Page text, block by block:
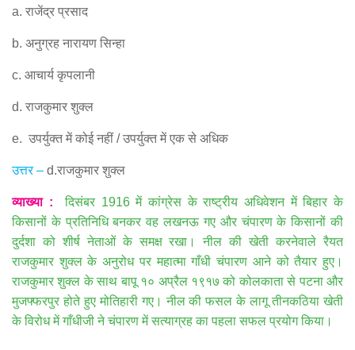
a. राजेंद्र प्रसाद
b. अनुग्रह नारायण सिन्हा
c. आचार्य कृपलानी
d. राजकुमार शुक्ल
e. उपर्युक्त में कोई नहीं /उपर्युक्त में एक से अधिक
उत्तर– d.राजकुमार शुक्ल
व्याख्या: दिसंबर 1916में कांग्रेस के राष्ट्रीय अधिवेशन में बिहार के
किसानों के प्रतिनिधि बनकर वह लखनऊ गए और चंपारण के किसानों की
दुर्दशा को शीर्ष नेताओं के समक्ष रखा। नील की खेती करनेवाले रैयत
राजकुमार शुक्ल के अनुरोध पर महात्मा गाँधी चंपारण आने को तैयार हुए।
राजकुमार शुक्ल के साथ बापू १० अप्रैल १९१७ को कोलकाता से पटना और
मुजफ्फरपुर होते हुए मोतिहारी गए। नील की फसल के लागू तीनकठिया खेती
के विरोध में गाँधीजी ने चंपारण में सत्याग्रह का पहला सफल प्रयोग किया।